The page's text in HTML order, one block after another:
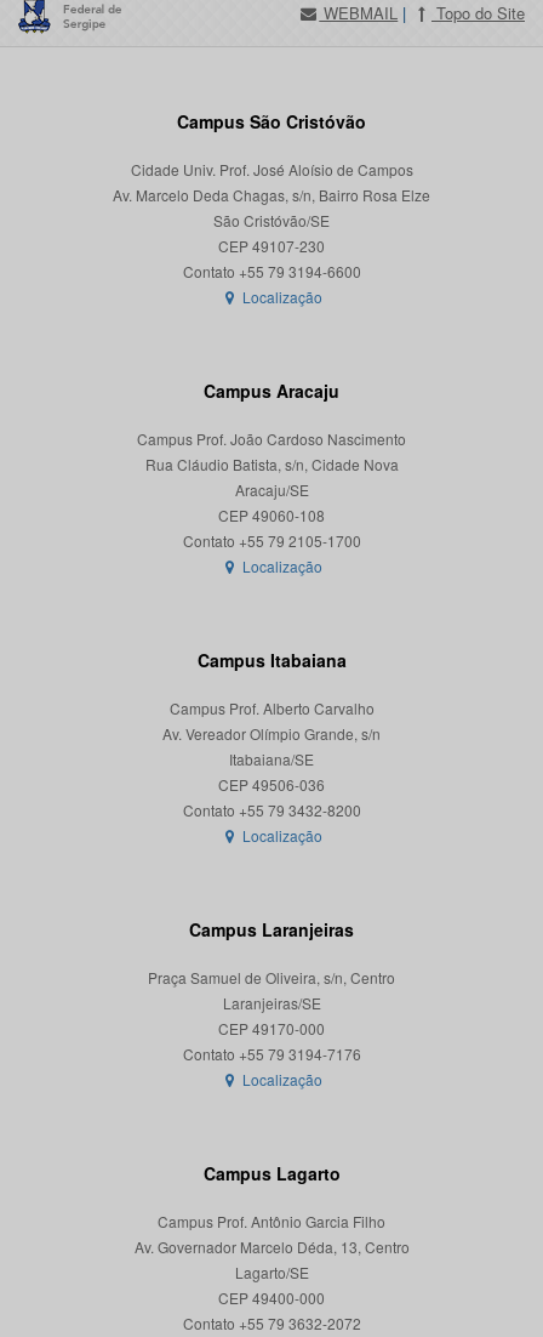
WEBMAIL | Topo do Site
Campus São Cristóvão
Cidade Univ. Prof. José Aloísio de Campos
Av. Marcelo Deda Chagas, s/n, Bairro Rosa Elze
São Cristóvão/SE
CEP 49107-230
Localização
Campus Aracaju
Campus Prof. João Cardoso Nascimento
Rua Cláudio Batista, s/n, Cidade Nova
Aracaju/SE
CEP 49060-108
Localização
Campus Itabaiana
Campus Prof. Alberto Carvalho
Av. Vereador Olímpio Grande, s/n
Itabaiana/SE
CEP 49506-036
Localização
Campus Laranjeiras
Praça Samuel de Oliveira, s/n, Centro
Laranjeiras/SE
CEP 49170-000
Localização
Campus Lagarto
Campus Prof. Antônio Garcia Filho
Av. Governador Marcelo Déda, 13, Centro
Lagarto/SE
CEP 49400-000